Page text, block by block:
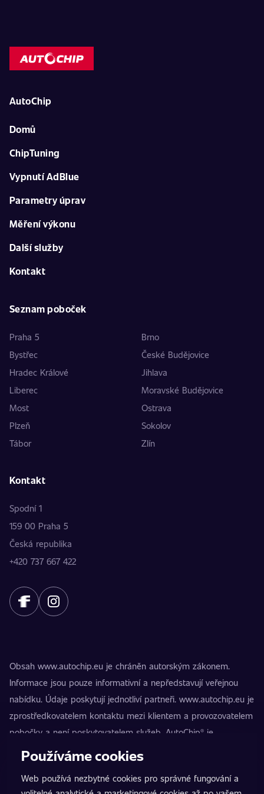
AutoChip
Domů
ChipTuning
Vypnutí AdBlue
Parametry úprav
Měření výkonu
Další služby
Kontakt
Seznam poboček
Praha 5
Brno
Bystřec
České Budějovice
Hradec Králové
Jihlava
Liberec
Moravské Budějovice
Most
Ostrava
Plzeň
Sokolov
Tábor
Zlín
Kontakt
Spodní 1
159 00 Praha 5
Česká republika
+420 737 667 422
Obsah www.autochip.eu je chráněn autorským zákonem.
Informace jsou pouze informativní a nepředstavují veřejnou
nabídku. Údaje poskytují jednotliví partneři. www.autochip.eu je
zprostředkovatelem kontaktu mezi klientem a provozovatelem
pobočky a není poskytovatelem služeb. AutoChip® je
registrovaná ochranná známka Petra Kučery. Úpravy, které
nezpůsobilosti vozidla k provozu na pozemních komunikacích.
Používáme cookies
Web používá nezbytné cookies pro správné fungování a